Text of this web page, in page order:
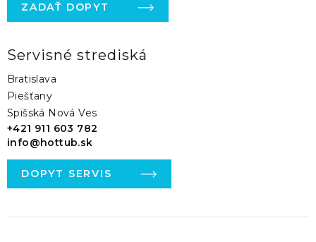
ZADAŤ DOPYT
Servisné strediská
Bratislava
Piešťany
Spišská Nová Ves
+421 911 603 782
info@hottub.sk
DOPYT SERVIS